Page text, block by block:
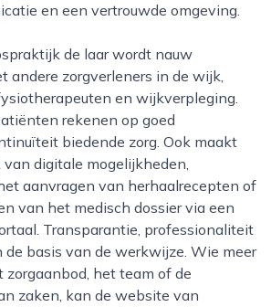
en een vertrouwde omgeving.
andere zorgverleners in de wijk,
en wijkverpleging.
rekenen op goed
biedende zorg. Ook maakt
digitale mogelijkheden,
aanvragen van herhaalrecepten of
van het medisch dossier via een
Transparantie, professionaliteit
de basis van de werkwijze. Wie meer
het team of de
zaken, kan de website van